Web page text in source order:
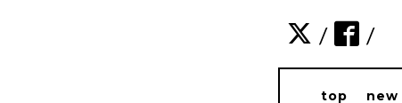
/ /
top new